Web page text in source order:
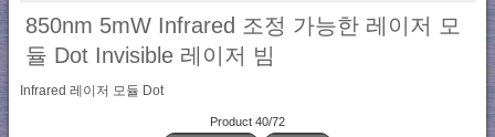
850nm 5mW Infrared 조정 가능한 레이저 모
듈 Dot Invisible 레이저 빔
Infrared 레이저 모듈 Dot
Product 40/72